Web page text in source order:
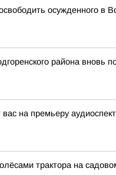
осужденного в
района вновь
на премьеру
трактора на